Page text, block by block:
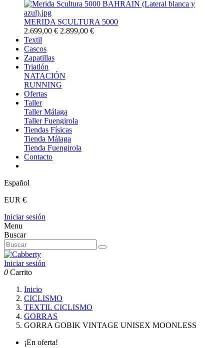
MERIDA SCULTURA 5000
2.699,00 € 2.899,00 €
Textil
Cascos
Zapatillas
Triatlón
NATACIÓN
RUNNING
Ofertas
Taller
Taller Málaga
Taller Fuengirola
Tiendas Físicas
Tienda Málaga
Tienda Fuengirola
Contacto
Español
EUR €
Iniciar sesión
Menu
Buscar
Iniciar sesión
0 Carrito
Inicio
CICLISMO
TEXTIL CICLISMO
GORRAS
GORRA GOBIK VINTAGE UNISEX MOONLESS
¡En oferta!